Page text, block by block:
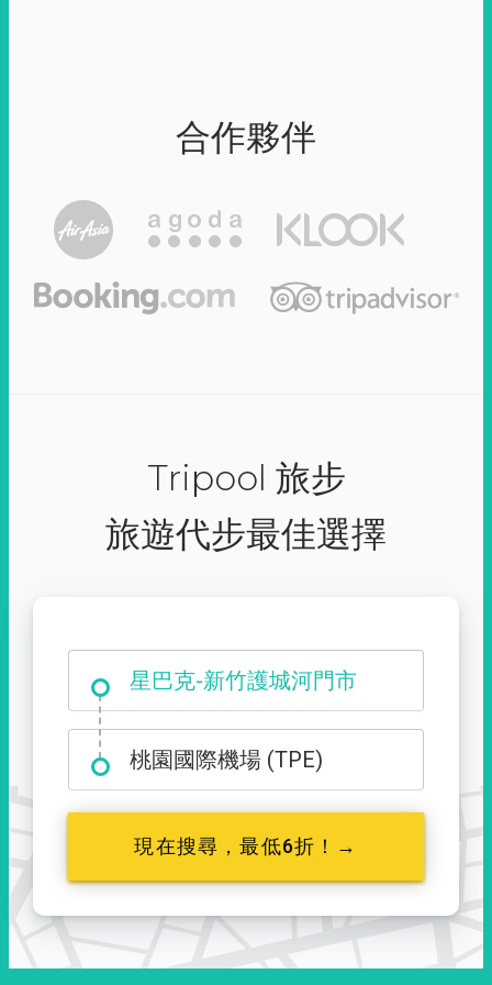
合作夥伴
Tripool 旅步
旅遊代步最佳選擇
星巴克-新竹護城河門市
大霸尖山登山口
桃園國際機場 (TPE)
現在搜尋，最低6折！→